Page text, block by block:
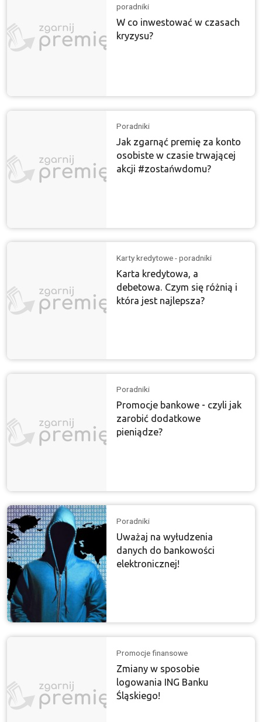
poradniki
W co inwestować w czasach
kryzysu?
Poradniki
Jak zgarnąć premię za konto
osobiste w czasie trwającej
akcji #zostańwdomu?
Karty kredytowe - poradniki
Karta kredytowa, a
debetowa. Czym się różnią i
która jest najlepsza?
Poradniki
Promocje bankowe - czyli jak
zarobić dodatkowe
pieniądze?
Poradniki
Uważaj na wyłudzenia
danych do bankowości
elektronicznej!
Promocje finansowe
Zmiany w sposobie
logowania ING Banku
Śląskiego!